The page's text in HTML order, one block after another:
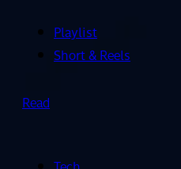
Playlist
Short & Reels
Read